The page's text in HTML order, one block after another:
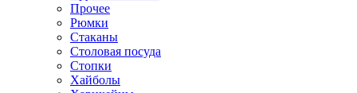
Прочее
Рюмки
Стаканы
Столовая посуда
Стопки
Хайболы